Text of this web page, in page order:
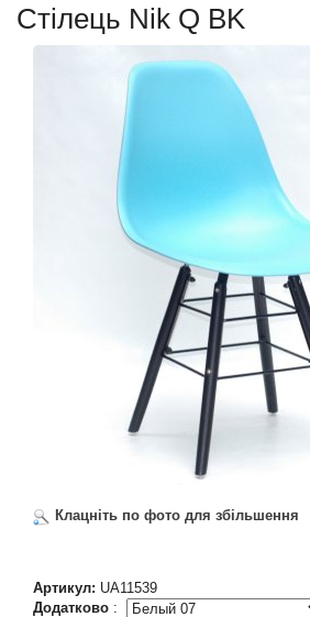
Стілець Nik Q BK
Клацніть по фото для збільшення
Артикул: UA11539
Додатково :